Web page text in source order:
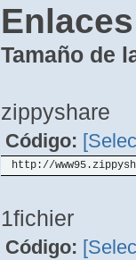
Enlaces
Tamaño de
zippyshare
Código:
http://
1fichier
Código: